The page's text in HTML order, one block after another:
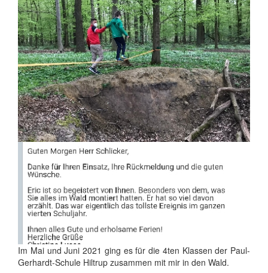
Im Mai und Juni 2021 ging es für die 4ten Klassen der Paul-
Gerhardt-Schule Hiltrup zusammen mit mir in den Wald.